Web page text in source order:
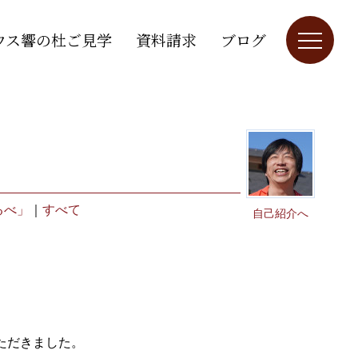
ス響の杜ご見学 資料請求 ブログ
自己紹介へ
」 すべて
きました。